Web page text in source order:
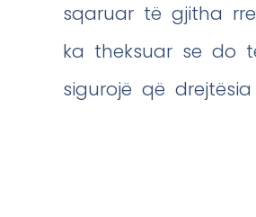
sqaruar të gjitha
ka theksuar se do
sigurojë që